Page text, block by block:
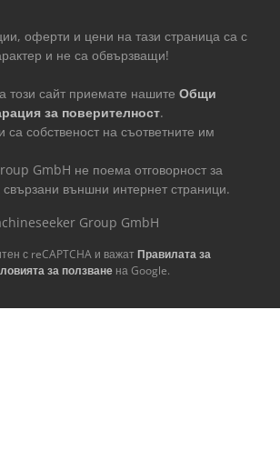
оферти и цени на тази страница са с
и не са обвързващи!
този сайт приемате нашите Общи
за поверителност.
са собственост на съответните им
GmbH не поема отговорност за
външни интернет страници.
Group GmbH
с reCAPTCHA и важат Правилата за
за ползване на Google.